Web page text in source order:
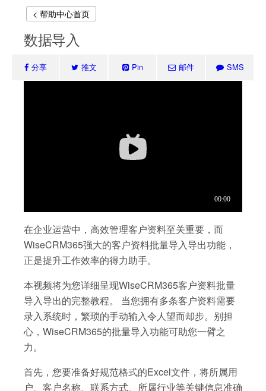
< 帮助中心首页
数据导入
分享 推文 Pin 邮件 SMS
在企业运营中，高效管理客户资料至关重要，而
WiseCRM365强大的客户资料批量导入导出功能，
正是提升工作效率的得力助手。
本视频将为您详细呈现WiseCRM365客户资料批量
导入导出的完整教程。 当您拥有多条客户资料需要
录入系统时，繁琐的手动输入令人望而却步。别担
心，WiseCRM365的批量导入功能可助您一臂之
力。
首先，您要准备好规范格式的Excel文件，将所属用
户、客户名称、联系方式、所属行业等关键信息准确